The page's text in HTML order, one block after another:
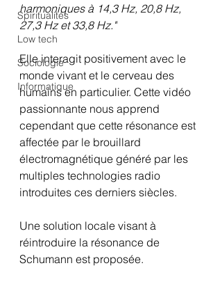
Spiritualités
Low tech
Sociologie
Informatique
harmoniques à 14,3 Hz, 20,8 Hz,
27,3 Hz et 33,8 Hz."
Elle interagit positivement avec le
monde vivant et le cerveau des
humains en particulier. Cette vidéo
passionnante nous apprend
cependant que cette résonance est
affectée par le brouillard
électromagnétique généré par les
multiples technologies radio
introduites ces derniers siècles.
Une solution locale visant à
réintroduire la résonance de
Schumann est proposée.